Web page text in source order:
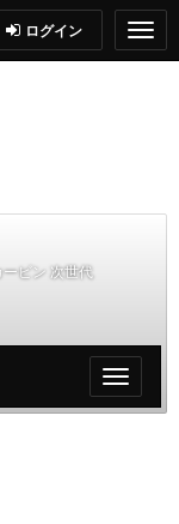
ログイン
ビン 次世代
My
ペ